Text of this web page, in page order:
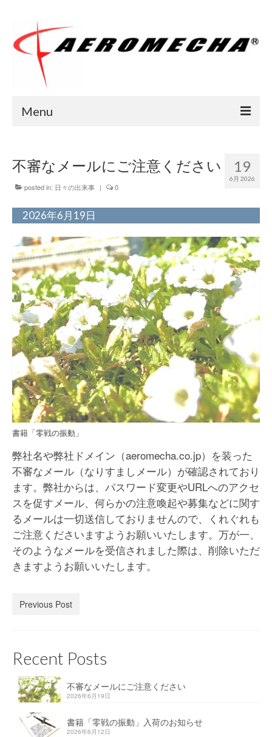
Menu
会社案内
サイトポリシー
ご挨拶
業務紹介
メニュー
CAE解析サービス
振動試験サービス
技術支援サービス
技術講演「零戦の振動」
お問合せ
19
6月 2026
不審なメールにご注意ください
posted in: 日々の出来事 | 0
2026年6月19日
書籍「零戦の振動」
弊社名や弊社ドメイン（aeromecha.co.jp）を装った
不審なメール（なりすましメール）が確認されており
ます。弊社からは、パスワード変更やURLへのアクセ
スを促すメール、何らかの注意喚起や募集などに関す
るメールは一切送信しておりませんので、くれぐれも
ご注意くださいますようお願いいたします。万が一、
そのようなメールを受信されました際は、削除いただ
きますようお願いいたします。
Previous Post
Recent Posts
不審なメールにご注意ください
2026年6月19日
書籍「零戦の振動」入荷のお知らせ
2026年6月12日